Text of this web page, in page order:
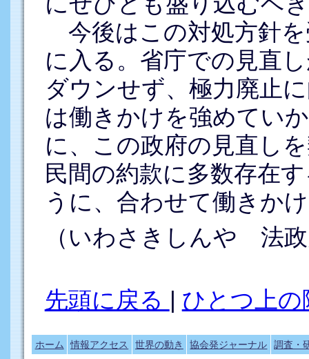
今後はこの対処方針
に入る。省庁での見直
ダウンせず、極力廃止
は働きかけを強めてい
に、この政府の見直し
民間の約款に多数存在
うに、合わせて働きか
（いわさきしんや 法
先頭に戻る | ひとつ上の
ホーム 情報アクセス 世界の動き 協会発ジャーナル 調査・